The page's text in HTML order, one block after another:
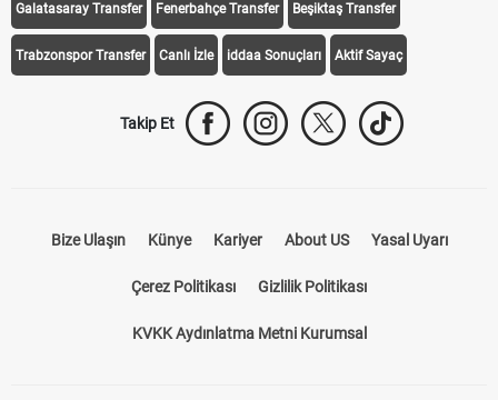
Galatasaray Transfer Fenerbahçe Transfer Beşiktaş Transfer
Trabzonspor Transfer Canlı İzle iddaa Sonuçları Aktif Sayaç
Takip Et
Bize Ulaşın Künye Kariyer About US Yasal Uyarı
Çerez Politikası Gizlilik Politikası
KVKK Aydınlatma Metni Kurumsal